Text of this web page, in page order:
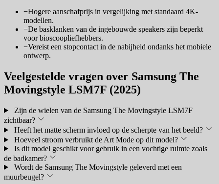
−Hogere aanschafprijs in vergelijking met standaard 4K-
modellen.
−De basklanken van de ingebouwde speakers zijn beperkt
voor bioscoopliefhebbers.
−Vereist een stopcontact in de nabijheid ondanks het mobiele
ontwerp.
Veelgestelde vragen over Samsung The
Movingstyle LSM7F (2025)
Zijn de wielen van de Samsung The Movingstyle LSM7F
zichtbaar?
Heeft het matte scherm invloed op de scherpte van het beeld?
Hoeveel stroom verbruikt de Art Mode op dit model?
Is dit model geschikt voor gebruik in een vochtige ruimte zoals
de badkamer?
Wordt de Samsung The Movingstyle geleverd met een
muurbeugel?